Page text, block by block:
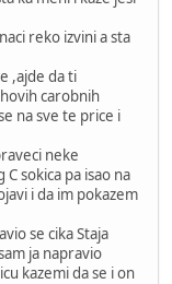
reko izvini a sta
,ajde da ti
carobnih
na sve te price i
neke
sokica pa isao na
i da im pokazem
se cika Staja
ja napravio
kazemi da se i on